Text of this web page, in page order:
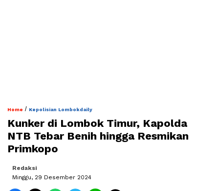
Home / Kepolisian Lombokdaily
Kunker di Lombok Timur, Kapolda
NTB Tebar Benih hingga Resmikan
Primkopo
Redaksi
Minggu, 29 Desember 2024